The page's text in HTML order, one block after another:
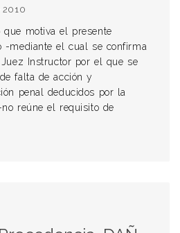
2010
motiva el presente
-mediante el cual se confirma
Instructor por el que se
falta de acción y
penal deducidos por la
reúne el requisito de